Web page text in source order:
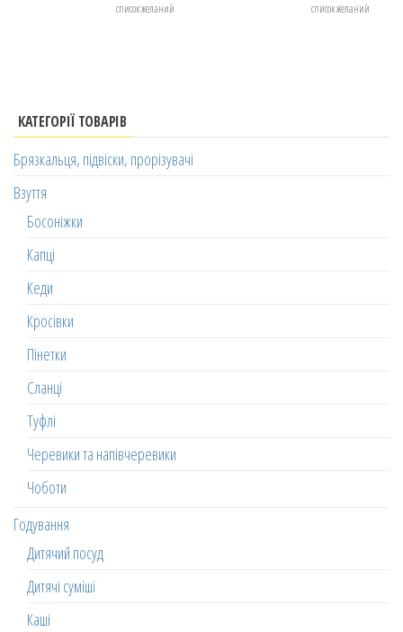
список желаний список желаний
КАТЕГОРІЇ ТОВАРІВ
Брязкальця, підвіски, прорізувачі
Взуття
Босоніжки
Капці
Кеди
Кросівки
Пінетки
Сланці
Туфлі
Черевики та напівчеревики
Чоботи
Годування
Дитячий посуд
Дитячі суміші
Каші